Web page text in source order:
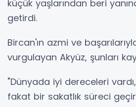
küçük yaşlarından beri
getirdi.
Bircan'ın azmi ve
vurgulayan Akyüz, şunları
"Dünyada iyi dereceleri vardı,
fakat bir sakatlık süreci